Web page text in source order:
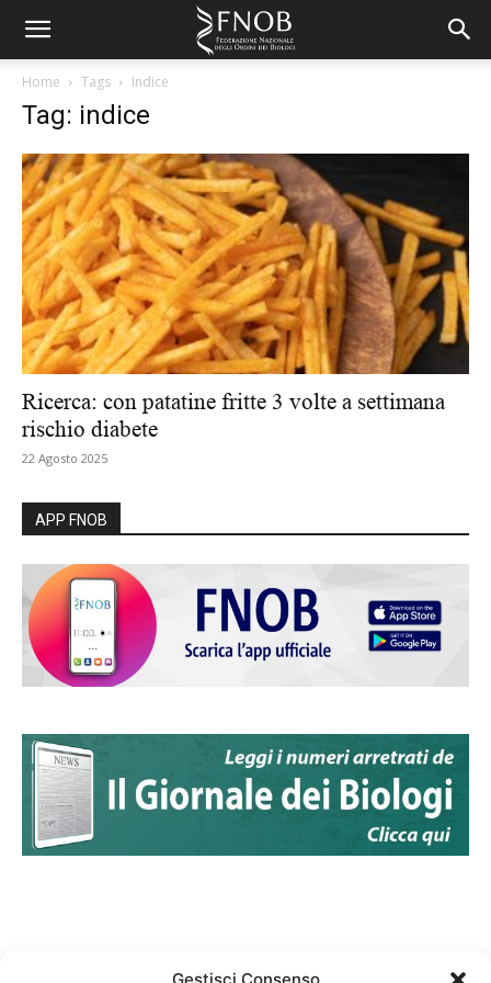
Home Tags Indice
Tag: indice
Ricerca: con patatine fritte 3 volte a settimana
rischio diabete
22 Agosto 2025
APP FNOB